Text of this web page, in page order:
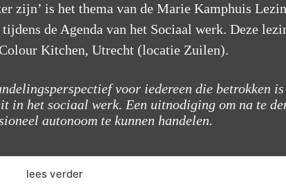
zijn’ is het thema van de Marie Kamphuis
de Agenda van het Sociaal werk. Deze
Kitchen, Utrecht (locatie Zuilen).
voor iedereen die betrokken
in het sociaal werk. Een uitnodiging om na te
autonoom te kunnen handelen.
lees verder